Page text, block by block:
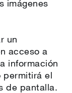
imágenes
un
acceso a
información
permitirá el
de pantalla.